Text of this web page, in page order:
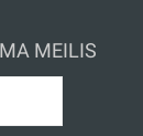
MEILIS